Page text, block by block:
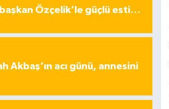
Özçelik’le güçlü esti…
Akbaş’ın acı günü, annesini